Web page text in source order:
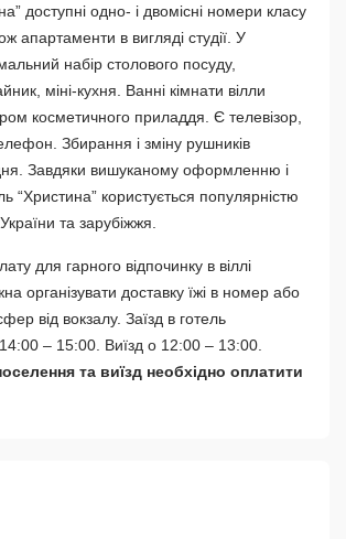
доступні одно- і двомісні номери класу
апартаменти в вигляді студії. У
набір столового посуду,
міні-кухня. Ванні кімнати вілли
косметичного приладдя. Є телевізор,
Збирання і зміну рушників
Завдяки вишуканому оформленню і
“Христина” користується популярністю
та зарубіжжя.
для гарного відпочинку в віллі
організувати доставку їжі в номер або
від вокзалу. Заїзд в готель
14:00 – 15:00. Виїзд о 12:00 – 13:00.
та виїзд необхідно оплатити